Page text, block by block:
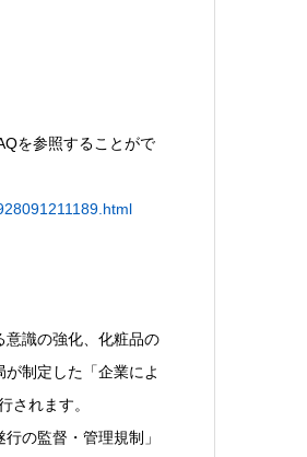
を参照することがで
意識の強化、化粧品の
制定した「企業によ
されます。
の監督・管理規制」